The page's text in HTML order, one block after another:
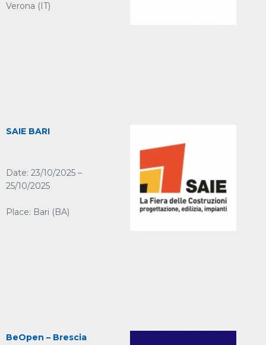
Verona (IT)
SAIE BARI
Date: 23/10/2025 –
25/10/2025
Place: Bari (BA)
BeOpen – Brescia